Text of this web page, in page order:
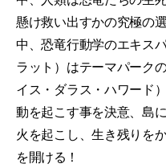
懸け救い出すかの究極の
中、恐竜行動学のエキス
ラット）はテーマパーク
イス・ダラス・ハワード
動を起こす事を決意、島
火を起こし、生き残りを
を開ける！